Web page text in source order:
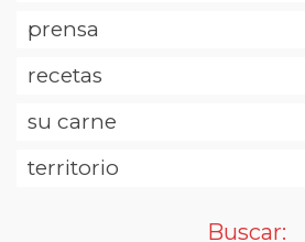
prensa
recetas
su carne
territorio
Buscar: